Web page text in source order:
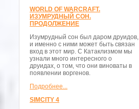
WORLD OF WARCRAFT.
ИЗУМРУДНЫЙ СОН.
ПРОДОЛЖЕНИЕ
Изумрудный сон был даром друидов,
и именно с ними может быть связан
вход в этот мир. С Катаклизмом мы
узнали много интересного о
друидах, о том, что они виноваты в
появлении воргенов.
Подробнее...
SIMCITY 4